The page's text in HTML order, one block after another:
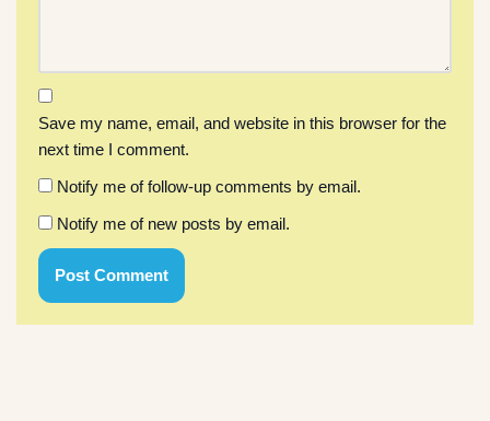
Save my name, email, and website in this browser for the
next time I comment.
Notify me of follow-up comments by email.
Notify me of new posts by email.